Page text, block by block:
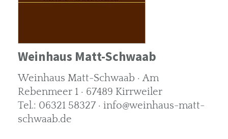
Weinhaus Matt-Schwaab
Weinhaus Matt-Schwaab · Am
Rebenmeer 1 · 67489 Kirrweiler
Tel.: 06321 58327 · info@weinhaus-matt-
schwaab.de